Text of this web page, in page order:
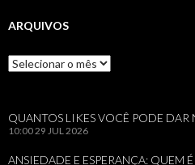
ARQUIVOS
Arquivos
QUANTOS LIKES VOCÊ PODE DAR
10:00 29 JUL 2026
ANSIEDADE E ESPERANÇA: QUEM